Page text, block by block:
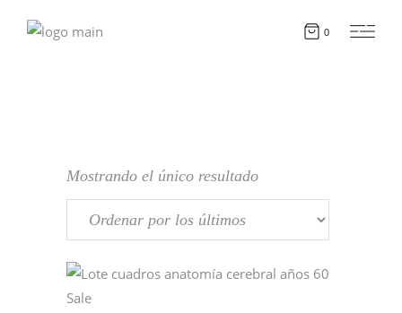
0
Mostrando el único resultado
Sale